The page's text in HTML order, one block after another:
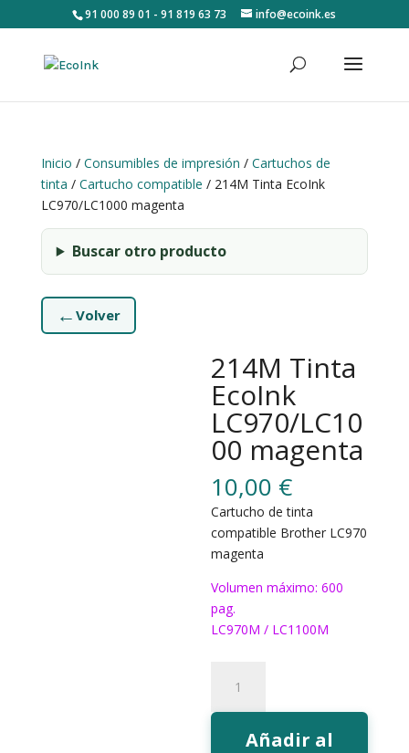
91 000 89 01 - 91 819 63 73 info@ecoink.es
Inicio / Consumibles de impresión / Cartuchos de
tinta / Cartucho compatible / 214M Tinta EcoInk
LC970/LC1000 magenta
Buscar otro producto
← Volver
214M Tinta
EcoInk
LC970/LC10
00 magenta
10,00 €
Cartucho de tinta
compatible Brother LC970
magenta
Volumen máximo: 600
pag.
LC970M / LC1100M
Tinta
EcoInk
LC970/LC1000
Añadir al